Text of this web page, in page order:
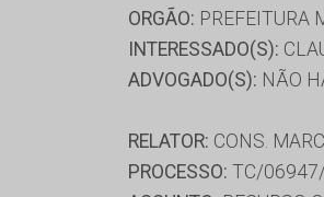
ORGÃO: PREFEITURA
INTERESSADO(S):
ADVOGADO(S): NÃO
RELATOR: CONS.
PROCESSO: TC/